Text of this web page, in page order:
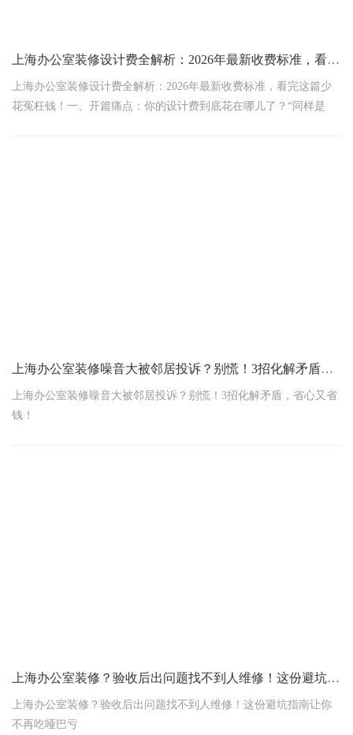
上海办公室装修设计费全解析：2026年最新收费标准，看完这篇少花冤枉钱！
上海办公室装修设计费全解析：2026年最新收费标准，看完这篇少
花冤枉钱！一、开篇痛点：你的设计费到底花在哪儿了？“同样是
上海办公室装修噪音大被邻居投诉？别慌！3招化解矛盾，省心又省钱！
上海办公室装修噪音大被邻居投诉？别慌！3招化解矛盾，省心又省
钱！
上海办公室装修？验收后出问题找不到人维修！这份避坑指南让你不再吃哑巴亏
上海办公室装修？验收后出问题找不到人维修！这份避坑指南让你
不再吃哑巴亏